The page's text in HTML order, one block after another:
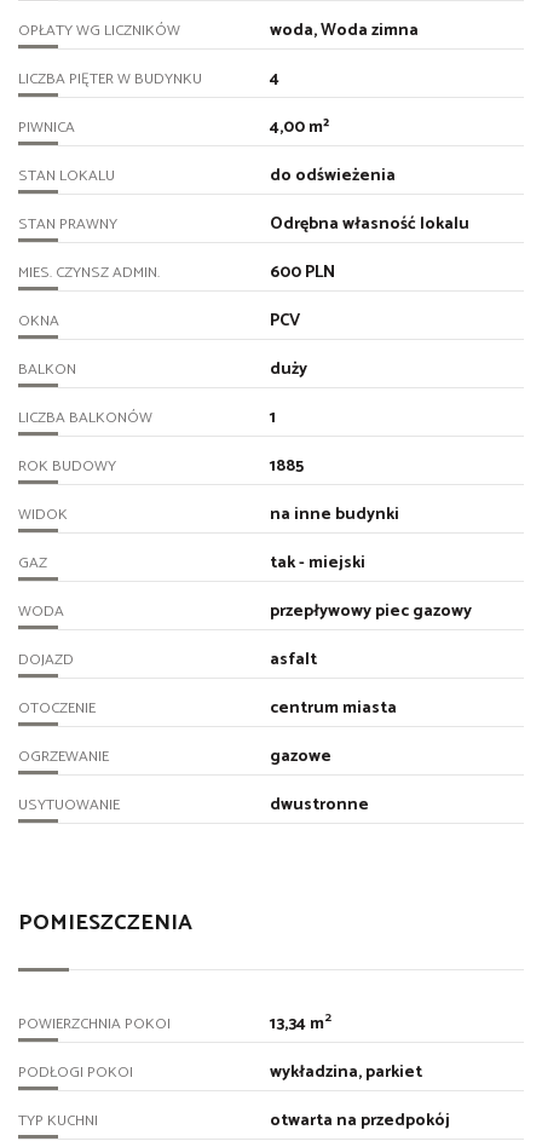
OPŁATY WG LICZNIKÓW woda, Woda zimna
LICZBA PIĘTER W BUDYNKU 4
PIWNICA 4,00 m²
STAN LOKALU do odświeżenia
STAN PRAWNY Odrębna własność lokalu
MIES. CZYNSZ ADMIN. 600 PLN
OKNA PCV
BALKON duży
LICZBA BALKONÓW 1
ROK BUDOWY 1885
WIDOK na inne budynki
GAZ tak - miejski
WODA przepływowy piec gazowy
DOJAZD asfalt
OTOCZENIE centrum miasta
OGRZEWANIE gazowe
USYTUOWANIE dwustronne
POMIESZCZENIA
POWIERZCHNIA POKOI 13,34 m2
PODŁOGI POKOI wykładzina, parkiet
TYP KUCHNI otwarta na przedpokój